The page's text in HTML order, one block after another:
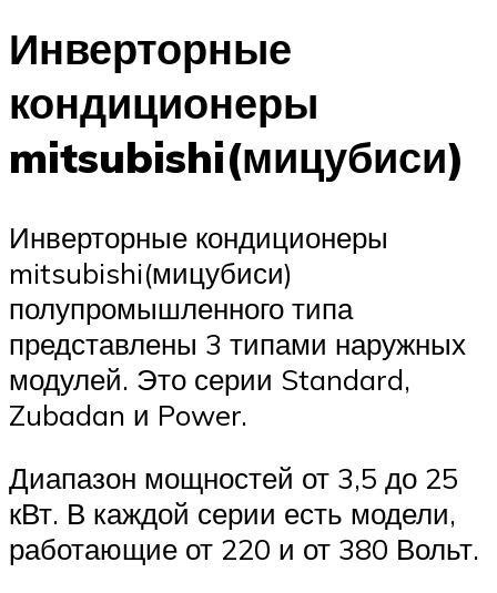
Инверторные
кондиционеры
mitsubishi(мицубиси)
Инверторные кондиционеры
mitsubishi(мицубиси)
полупромышленного типа
представлены 3 типами наружных
модулей. Это серии Standard,
Zubadan и Power.
Диапазон мощностей от 3,5 до 25
кВт. В каждой серии есть модели,
работающие от 220 и от 380 Вольт.